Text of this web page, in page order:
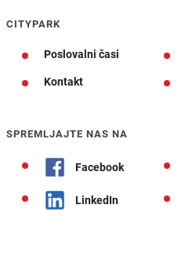
CITYPARK
Poslovalni časi
Kontakt
SPREMLJAJTE NAS NA
Facebook
LinkedIn